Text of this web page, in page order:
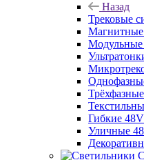
Назад
Трековые
Гибкие 48V
Уличные